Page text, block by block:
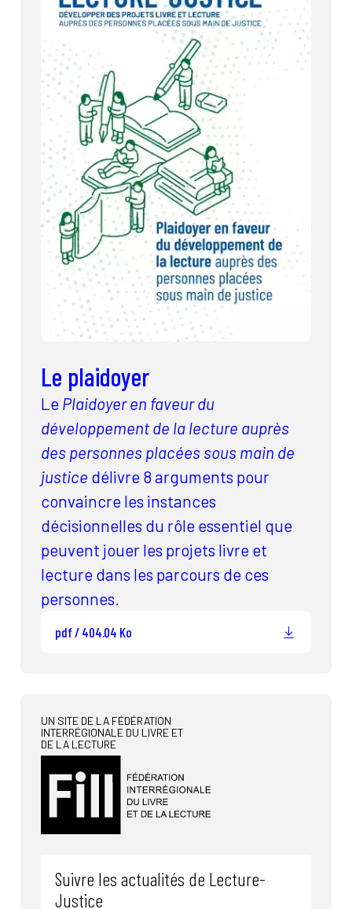
Le plaidoyer
Le Plaidoyer en faveur du
développement de la lecture auprès
des personnes placées sous main de
justice délivre 8 arguments pour
convaincre les instances
décisionnelles du rôle essentiel que
peuvent jouer les projets livre et
lecture dans les parcours de ces
personnes.
pdf / 404.04 Ko
UN SITE DE LA FÉDÉRATION
INTERRÉGIONALE DU LIVRE ET
DE LA LECTURE
Suivre les actualités de Lecture-
Justice